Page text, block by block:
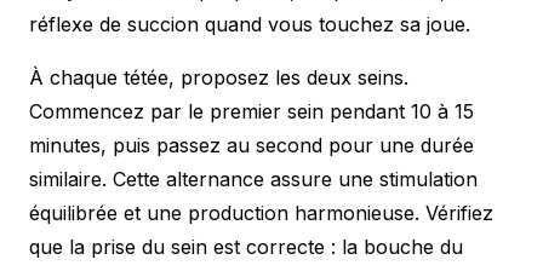
réflexe de succion quand vous touchez sa joue.
À chaque tétée, proposez les deux seins.
Commencez par le premier sein pendant 10 à 15
minutes, puis passez au second pour une durée
similaire. Cette alternance assure une stimulation
équilibrée et une production harmonieuse. Vérifiez
que la prise du sein est correcte : la bouche du